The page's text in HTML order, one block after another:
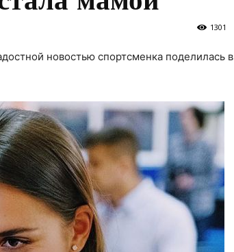
1301
новостью спортсменка поделилась в